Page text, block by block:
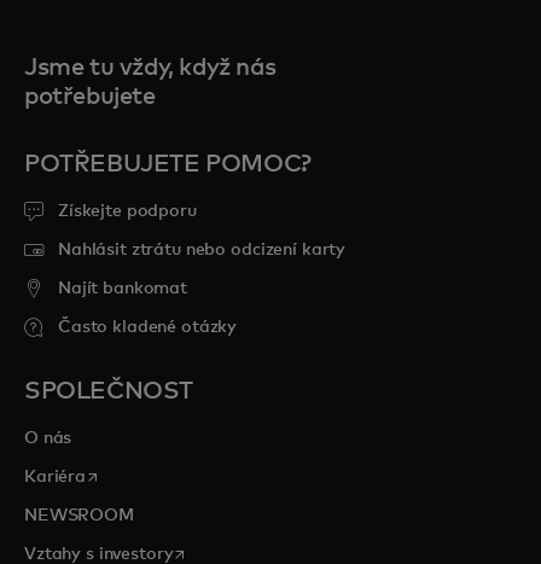
Jsme tu vždy, když nás
potřebujete
POTŘEBUJETE POMOC?
Získejte podporu
Nahlásit ztrátu nebo odcizení karty
Najít bankomat
Často kladené otázky
SPOLEČNOST
O nás
Kariéra opens in a new tab
NEWSROOM
Vztahy s investoryopens in a new tab